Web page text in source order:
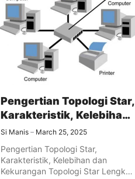
Pengertian Topologi Star,
Karakteristik, Kelebihan
dan Kekurangan
Topologi Star Lengkap
Si Manis March 25, 2025
Pengertian Topologi Star,
Karakteristik, Kelebihan dan
Kekurangan Topologi Star Lengkap